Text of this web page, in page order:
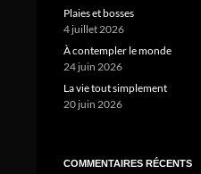
Plaies et bosses
4 juillet 2026
À contempler le monde
24 juin 2026
La vie tout simplement
20 juin 2026
COMMENTAIRES RÉCENTS